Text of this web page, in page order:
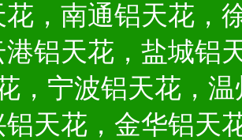
花，南通铝天花，
铝天花，盐城铝
，宁波铝天花，
天花，金华铝天